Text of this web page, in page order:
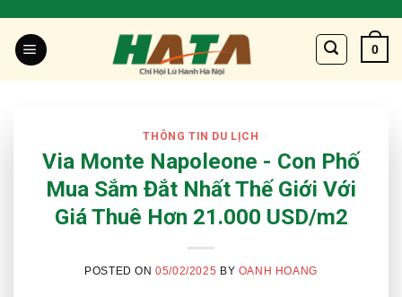
content
0
THÔNG TIN DU LỊCH
Via Monte Napoleone - Con Phố
Mua Sắm Đắt Nhất Thế Giới Với
Giá Thuê Hơn 21.000 USD/m2
POSTED ON05/02/2025 BY OANH HOANG